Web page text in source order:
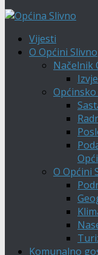
Vijesti
O Općini Slivno
Načelnik
Općinsko
O Općini
Komunalno